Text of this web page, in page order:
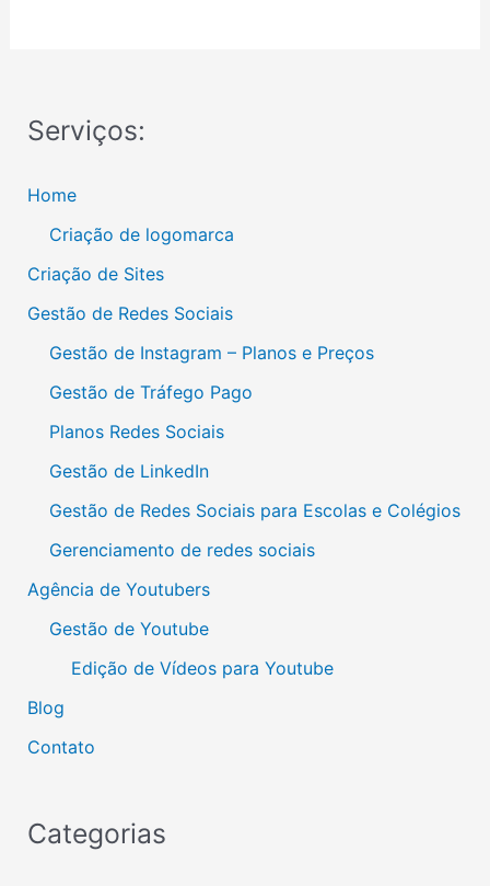
Serviços:
Home
Criação de logomarca
Criação de Sites
Gestão de Redes Sociais
Gestão de Instagram – Planos e Preços
Gestão de Tráfego Pago
Planos Redes Sociais
Gestão de LinkedIn
Gestão de Redes Sociais para Escolas e Colégios
Gerenciamento de redes sociais
Agência de Youtubers
Gestão de Youtube
Edição de Vídeos para Youtube
Blog
Contato
Categorias